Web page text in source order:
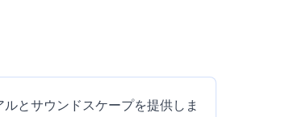
とサウンドスケープを提供しま